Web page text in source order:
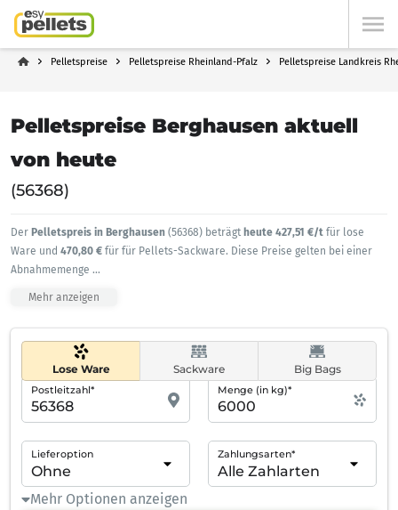
Pelletspreise Pelletspreise Rheinland-Pfalz Pelletspreise Landkreis
Pelletspreise Berghausen aktuell
von heute
(56368)
Der Pelletspreis in Berghausen (56368) beträgt heute 427,51 €/t für lose
Ware und 470,80 € für für Pellets-Sackware. Diese Preise gelten bei einer
Abnahmemenge ...
Mehr anzeigen
Lose Ware Sackware Big Bags
Postleitzahl* Menge (in kg)*
Lieferoption Zahlungsarten*
Mehr Optionen anzeigen